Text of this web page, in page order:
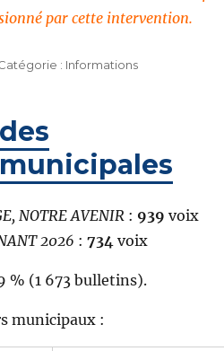
par cette intervention.
Catégories
Informations
NOTRE AVENIR : 939 voix
2026 : 734 voix
% (1 673 bulletins).
municipaux :